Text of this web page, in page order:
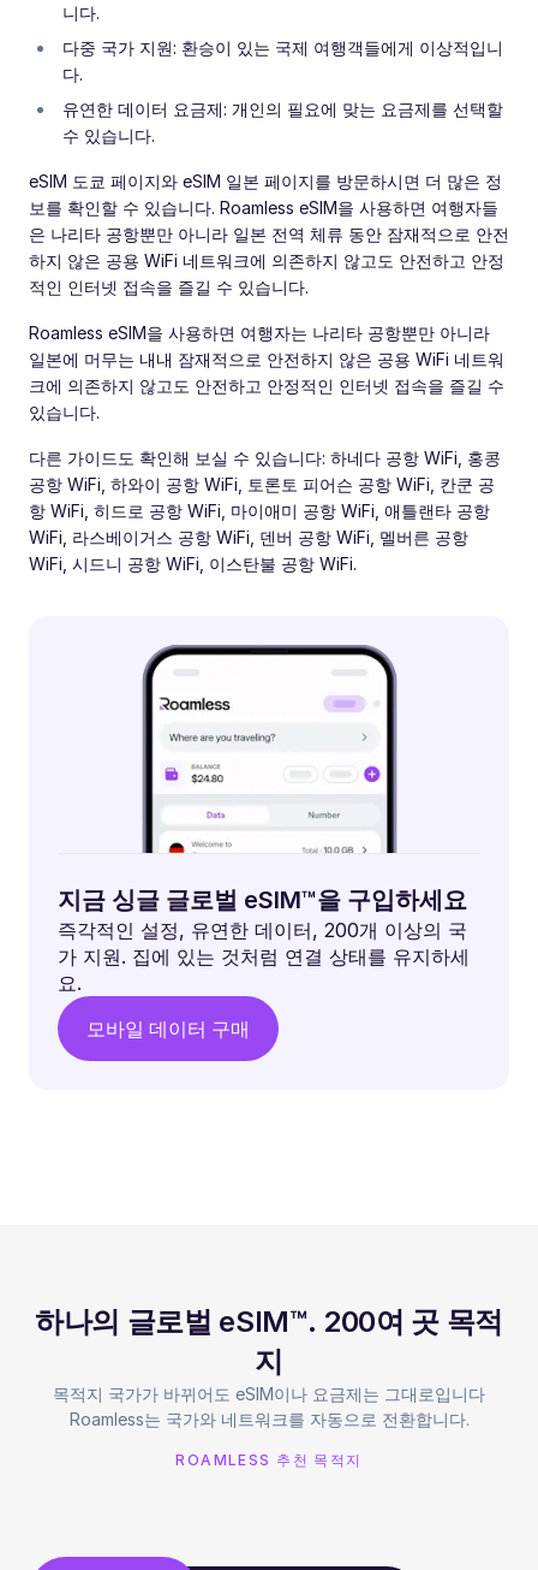
니다.
다중 국가 지원: 환승이 있는 국제 여행객들에게 이상적입니
다.
유연한 데이터 요금제: 개인의 필요에 맞는 요금제를 선택할
수 있습니다.
eSIM 도쿄 페이지와 eSIM 일본 페이지를 방문하시면 더 많은 정
보를 확인할 수 있습니다. Roamless eSIM을 사용하면 여행자들
은 나리타 공항뿐만 아니라 일본 전역 체류 동안 잠재적으로 안전
하지 않은 공용 WiFi 네트워크에 의존하지 않고도 안전하고 안정
적인 인터넷 접속을 즐길 수 있습니다.
Roamless eSIM을 사용하면 여행자는 나리타 공항뿐만 아니라
일본에 머무는 내내 잠재적으로 안전하지 않은 공용 WiFi 네트워
크에 의존하지 않고도 안전하고 안정적인 인터넷 접속을 즐길 수
있습니다.
다른 가이드도 확인해 보실 수 있습니다: 하네다 공항 WiFi, 홍콩
공항 WiFi, 하와이 공항 WiFi, 토론토 피어슨 공항 WiFi, 칸쿤 공
항 WiFi, 히드로 공항 WiFi, 마이애미 공항 WiFi, 애틀랜타 공항
WiFi, 라스베이거스 공항 WiFi, 덴버 공항 WiFi, 멜버른 공항
WiFi, 시드니 공항 WiFi, 이스탄불 공항 WiFi.
지금 싱글 글로벌 eSIM™을 구입하세요
즉각적인 설정, 유연한 데이터, 200개 이상의 국
가 지원. 집에 있는 것처럼 연결 상태를 유지하세
요.
모바일 데이터 구매
하나의 글로벌 eSIM™. 200여 곳 목적
지
목적지 국가가 바뀌어도 eSIM이나 요금제는 그대로입니다
Roamless는 국가와 네트워크를 자동으로 전환합니다.
ROAMLESS 추천 목적지